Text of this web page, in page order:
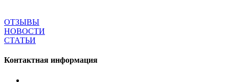
ОТЗЫВЫ
НОВОСТИ
СТАТЬИ
Контактная информация